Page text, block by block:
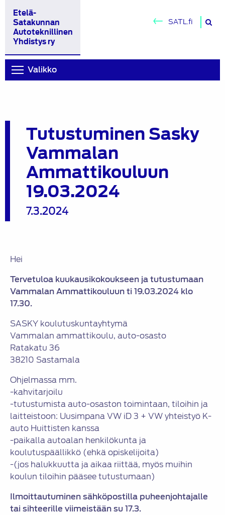
Etelä-
Satakunnan
Autoteknillinen
Yhdistys ry
SATL.fi
Valikko
Tutustuminen Sasky
Vammalan
Ammattikouluun
19.03.2024
7.3.2024
Hei
Tervetuloa kuukausikokoukseen ja tutustumaan
Vammalan Ammattikouluun ti 19.03.2024 klo
17.30.
SASKY koulutuskuntayhtymä
Vammalan ammattikoulu, auto-osasto
Ratakatu 36
38210 Sastamala
Ohjelmassa mm.
-kahvitarjoilu
-tutustumista auto-osaston toimintaan, tiloihin ja
laitteistoon: Uusimpana VW iD 3 + VW yhteistyö K-
auto Huittisten kanssa
-paikalla autoalan henkilökunta ja
koulutuspäällikkö (ehkä opiskelijoita)
-(jos halukkuutta ja aikaa riittää, myös muihin
koulun tiloihin pääsee tutustumaan)
Ilmoittautuminen sähköpostilla puheenjohtajalle
tai sihteerille viimeistään su 17.3.